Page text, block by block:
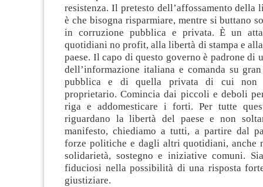
resistenza. Il pretesto dell’affossamento della
è che bisogna risparmiare, mentre si buttano
in corruzione pubblica e privata. È un
quotidiani no profit, alla libertà di stampa e
paese. Il capo di questo governo è padrone di
dell’informazione italiana e comanda su
pubblica e di quella privata di cui non
proprietario. Comincia dai piccoli e deboli
riga e addomesticare i forti. Per tutte
riguardano la libertà del paese e non
manifesto, chiediamo a tutti, a partire dal
forze politiche e dagli altri quotidiani, anche
solidarietà, sostegno e iniziative comuni.
fiduciosi nella possibilità di una risposta
giustiziare.